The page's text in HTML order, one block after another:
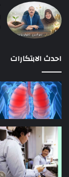
احدث الابتكارات